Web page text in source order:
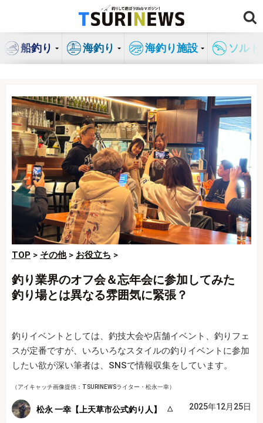
ン
船釣り 海釣り 海釣り施設 ソル
TOP > その他> お役立ち >
釣り業界のオフ会＆忘年会に参加してみた
釣り場とは異なる雰囲気に緊張？
釣りイベントとしては、釣技大会や店舗イベント、釣りフェ
スが定番ですが、いろいろなスタイルの釣りイベントに参加
したい欲が深い筆者は、SNSで情報収集をしています。
（アイキャッチ画像提供：TSURINEWSライター・松永一幸）
松永 一幸【上天草市公式釣り人】 2025年12月25日